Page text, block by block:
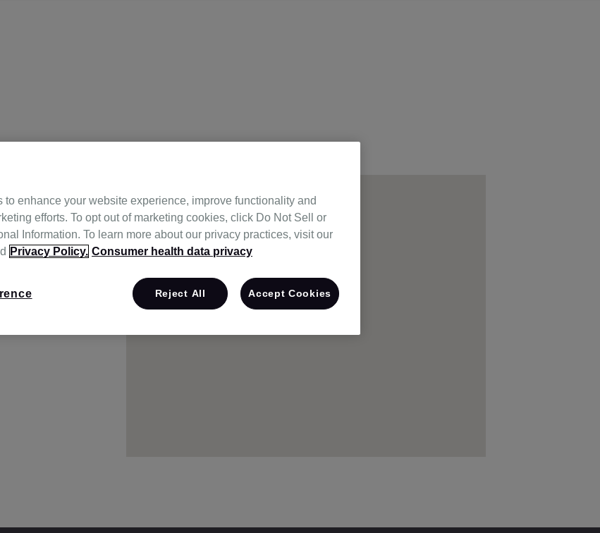
성동),
to enhance your website experience, improve functionality and
efforts. To opt out of marketing cookies, click Do Not Sell or
Information. To learn more about our privacy practices, visit our
Privacy Policy. Consumer health data privacy
Reject All Accept Cookies